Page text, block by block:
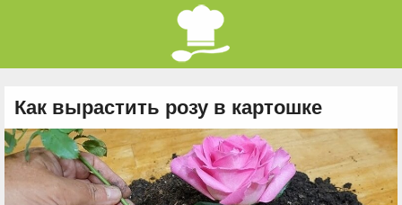
Как вырастить розу в картошке